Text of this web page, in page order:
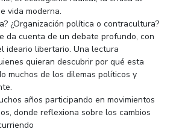
vida moderna.
¿Organización política o contracultura?
da cuenta de un debate profundo, con
ideario libertario. Una lectura
quieran descubrir por qué esta
muchos de los dilemas políticos y
años participando en movimientos
donde reflexiona sobre los cambios